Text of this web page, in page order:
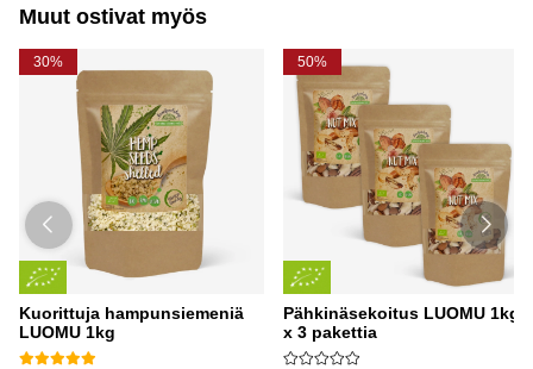
Muut ostivat myös
30%
Kuorittuja hampunsiemeniä
LUOMU 1kg
50%
Pähkinäsekoitus LUOMU 1kg
x 3 pakettia